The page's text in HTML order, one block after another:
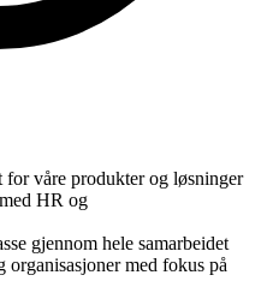
for våre produkter og løsninger
HR og
gjennom hele samarbeidet
med fokus på